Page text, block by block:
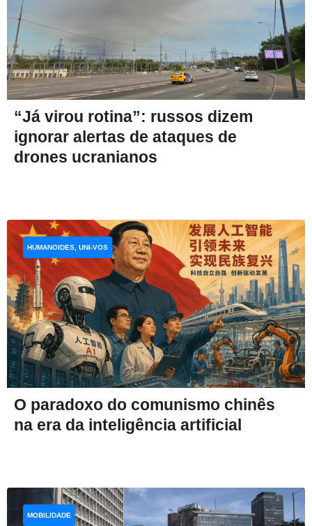
“Já virou rotina”: russos dizem
ignorar alertas de ataques de
drones ucranianos
O paradoxo do comunismo chinês
na era da inteligência artificial
HUMANOIDES, UNI-VOS
MOBILIDADE